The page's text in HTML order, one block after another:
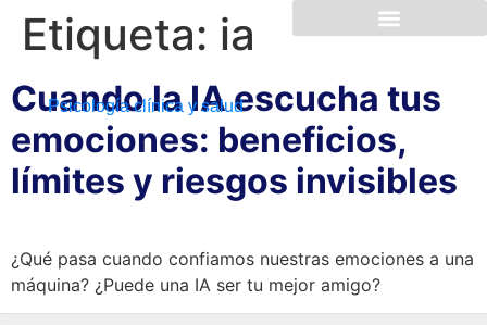
Psicología clínica y salud
Etiqueta: ia
Cuando la IA escucha tus
emociones: beneficios,
límites y riesgos invisibles
¿Qué pasa cuando confiamos nuestras emociones a una
máquina? ¿Puede una IA ser tu mejor amigo?